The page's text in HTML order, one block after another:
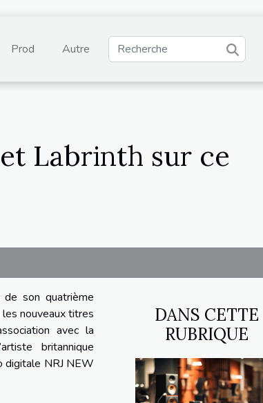
Prod Autre
et Labrinth sur ce
son quatrième
les nouveaux titres
avec la
britannique
digitale NRJ NEW
DANS CETTE
RUBRIQUE